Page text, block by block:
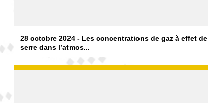
28 octobre 2024 - Les concentrations de gaz à effet de
serre dans l’atmos...